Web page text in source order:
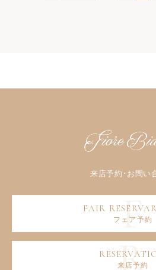
フェア予約
来店予約